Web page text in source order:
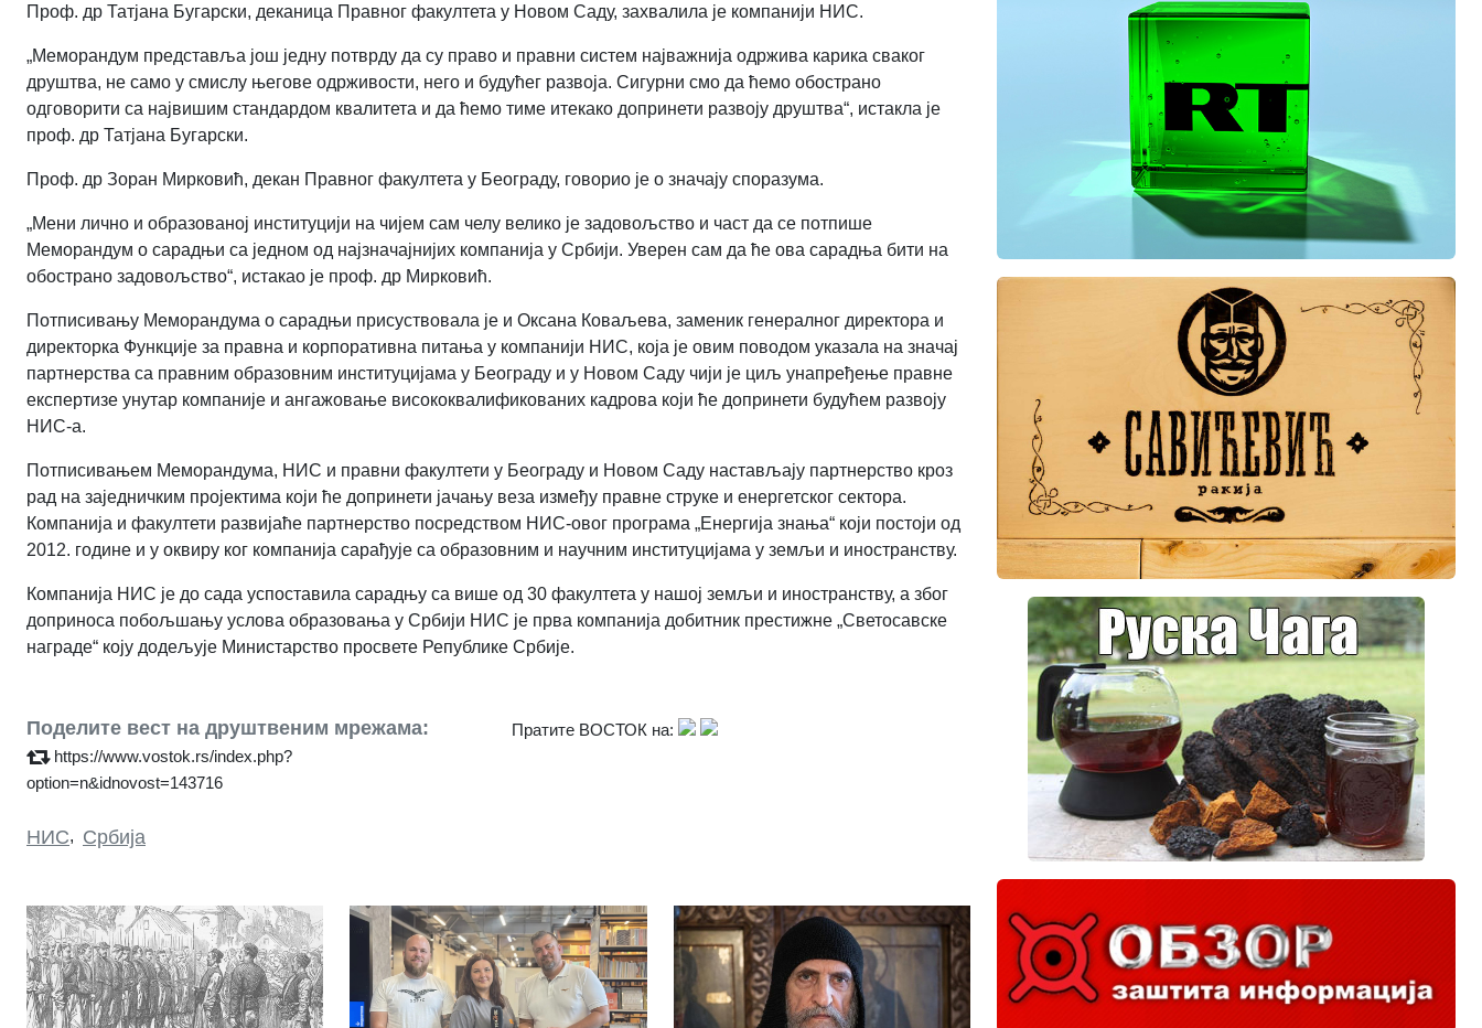
Проф. др Татјана Бугарски, деканица Правног факултета у Новом Саду, захвалила је компанији НИС.
„Меморандум представља још једну потврду да су право и правни систем најважнија одржива карика сваког
друштва, не само у смислу његове одрживости, него и будућег развоја. Сигурни смо да ћемо обострано
одговорити са највишим стандардом квалитета и да ћемо тиме итекако допринети развоју друштва“, истакла је
проф. др Татјана Бугарски.
Проф. др Зоран Мирковић, декан Правног факултета у Београду, говорио је о значају споразума.
„Мени лично и образованој институцији на чијем сам челу велико је задовољство и част да се потпише
Меморандум о сарадњи са једном од најзначајнијих компанија у Србији. Уверен сам да ће ова сарадња бити на
обострано задовољство“, истакао је проф. др Мирковић.
Потписивању Меморандума о сарадњи присуствовала је и Оксана Коваљева, заменик генералног директора и
директорка Функције за правна и корпоративна питања у компанији НИС, која је овим поводом указала на значај
партнерства са правним образовним институцијама у Београду и у Новом Саду чији је циљ унапређење правне
експертизе унутар компаније и ангажовање висококвалификованих кадрова који ће допринети будућем развоју
НИС-а.
Потписивањем Меморандума, НИС и правни факултети у Београду и Новом Саду настављају партнерство кроз
рад на заједничким пројектима који ће допринети јачању веза између правне струке и енергетског сектора.
Компанија и факултети развијаће партнерство посредством НИС-овог програма „Енергија знања“ који постоји од
2012. године и у оквиру ког компанија сарађује са образовним и научним институцијама у земљи и иностранству.
Компанија НИС је до сада успоставила сарадњу са више од 30 факултета у нашој земљи и иностранству, а због
доприноса побољшању услова образовања у Србији НИС је прва компанија добитник престижне „Светосавске
награде“ коју додељује Министарство просвете Републике Србије.
Поделите вест на друштвеним мрежама:
https://www.vostok.rs/index.php?
option=n&idnovost=143716
Пратите ВОСТОК на:
НИС, Србија